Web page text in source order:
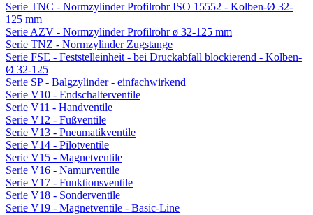
Serie TNC - Normzylinder Profilrohr ISO 15552 - Kolben-Ø 32-
125 mm
Serie AZV - Normzylinder Profilrohr ø 32-125 mm
Serie TNZ - Normzylinder Zugstange
Serie FSE - Feststelleinheit - bei Druckabfall blockierend - Kolben-
Ø 32-125
Serie SP - Balgzylinder - einfachwirkend
Serie V10 - Endschalterventile
Serie V11 - Handventile
Serie V12 - Fußventile
Serie V13 - Pneumatikventile
Serie V14 - Pilotventile
Serie V15 - Magnetventile
Serie V16 - Namurventile
Serie V17 - Funktionsventile
Serie V18 - Sonderventile
Serie V19 - Magnetventile - Basic-Line